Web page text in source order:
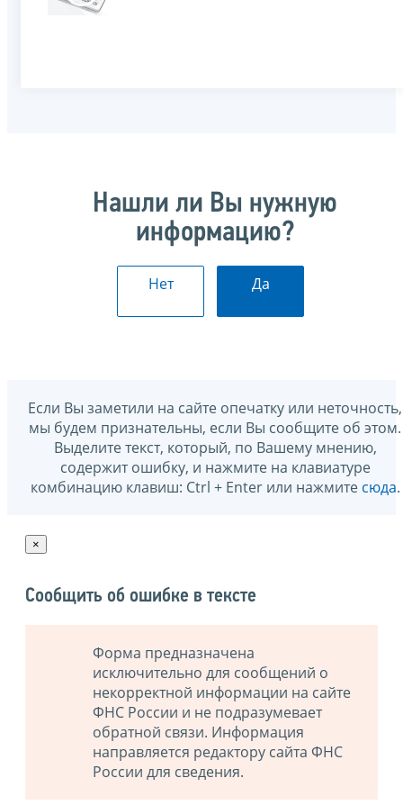
Нашли ли Вы нужную
информацию?
Нет Да
Если Вы заметили на сайте опечатку или неточность,
мы будем признательны, если Вы сообщите об этом.
Выделите текст, который, по Вашему мнению,
содержит ошибку, и нажмите на клавиатуре
комбинацию клавиш: Ctrl + Enter или нажмите сюда.
×
Сообщить об ошибке в тексте
Форма предназначена
исключительно для сообщений о
некорректной информации на сайте
ФНС России и не подразумевает
обратной связи. Информация
направляется редактору сайта ФНС
России для сведения.